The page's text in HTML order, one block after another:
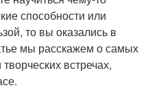
способности или
то вы оказались в
мы расскажем о самых
встречах,